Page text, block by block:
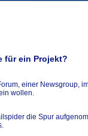
für ein Projekt?
einer Newsgroup,
wollen.
die Spur